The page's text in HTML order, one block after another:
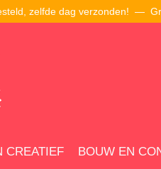
zelfde dag verzonden! —
CREATIEF BOUW EN